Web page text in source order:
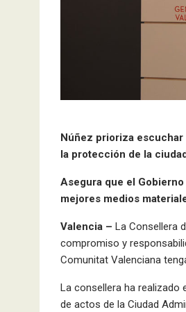
Núñez prioriza escuchar
la protección de la
Asegura que el
mejores medios
Valencia – La Consellera
compromiso y
Comunitat Valenciana
La consellera ha realizado
de actos de la Ciudad